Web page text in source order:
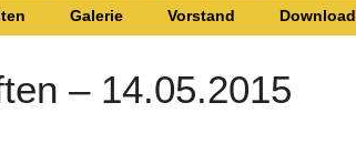
Galerie Vorstand Download
– 14.05.2015